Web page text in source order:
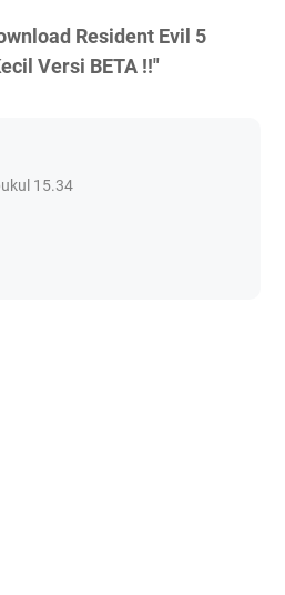
Resident Evil 5
Versi BETA !!"
15.34